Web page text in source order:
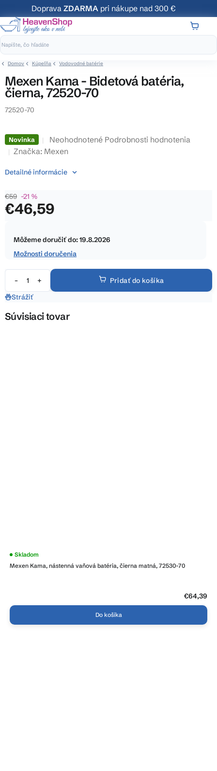
na
obsah
Doprava ZDARMA pri nákupe nad 300 €
Domov Kúpeľňa Vodovodné batérie
Mexen Kama - Bidetová batéria,
čierna, 72520-70
72520-70
Novinka
Priemerné
hodnotenie
je
5
Neohodnotené Podrobnosti hodnotenia
Značka: Mexen
€59 –21 %
€46,59
cena:
Môžeme doručiť do:19.8.2026
Možnosti doručenia
Pridať do košíka
Detailné informácie
Strážiť
Súvisiaci tovar
Mexen Kama, nástenná vaňová batéria, čierna matná, 72530-70
Skladom
€64,39
Do košíka